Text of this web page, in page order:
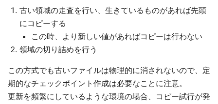
古い領域の走査を行い、生きているものがあれば先頭
にコピーする
この時、より新しい値があればコピーは行わない
領域の切り詰めを行う
この方式でも古いファイルは物理的に消されないので、定
期的なチェックポイント作成は必要なことに注意。
更新を頻繁にしているような環境の場合、コピー試行が発